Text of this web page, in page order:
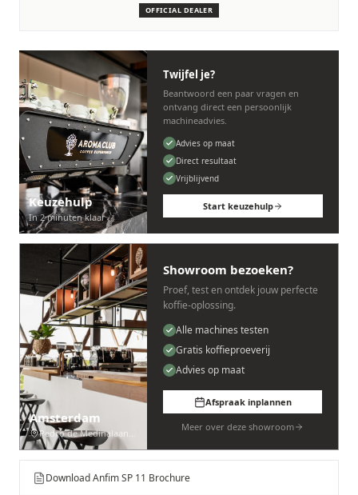
OFFICIAL DEALER
Persoonlijk, snel en zonder gedoe.
Keuzehulp
In 2 minuten klaar
Twijfel je?
Beantwoord een paar vragen en
ontvang direct een persoonlijk
machineadvies.
Advies op maat
Direct resultaat
Vrijblijvend
Start keuzehulp
Amsterdam
Pedro de Medinalaan 53
Showroom bezoeken?
Proef, test en ontdek jouw perfecte
koffie-oplossing.
Alle machines testen
Gratis koffieproeverij
Advies op maat
Afspraak inplannen
Meer over deze showroom
Download Anfim SP 11 Brochure